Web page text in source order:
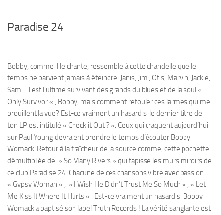
Paradise 24
Bobby, comme il le chante, ressemble à cette chandelle que le
temps ne parvient jamais à éteindre: Janis, Jimi, Otis, Marvin, Jackie,
Sam .. il est l’ultime survivant des grands du blues et de la soul.«
Only Survivor « , Bobby, mais comment refouler ces larmes qui me
brouillent la vue? Est-ce vraiment un hasard si le dernier titre de
ton LP est intitulé « Check it Out ? ». Ceux qui craquent aujourd’hui
sur Paul Young devraient prendre le temps d’écouter Bobby
Womack. Retour à la fraîcheur de la source comme, cette pochette
démultipliée de » So Many Rivers » qui tapisse les murs miroirs de
ce club Paradise 24. Chacune de ces chansons vibre avec passion.
« Gypsy Woman « , » I Wish He Didn’t Trust Me So Much « , « Let
Me Kiss It Where It Hurts « . Est-ce vraiment un hasard si Bobby
Womack a baptisé son label Truth Records ! La vérité sanglante est